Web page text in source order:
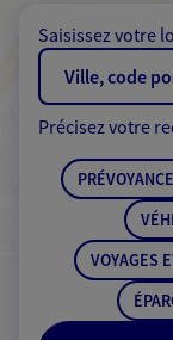
Saisissez votre
Précisez votre
PRÉVOYANCE
VOYAGES